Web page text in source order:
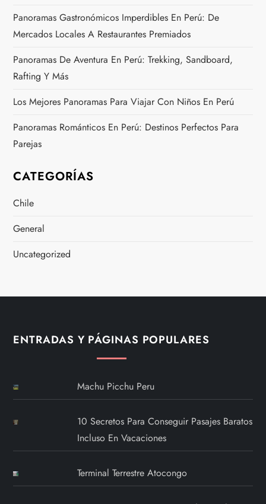
Panoramas Gastronómicos Imperdibles En Perú: De
Mercados Locales A Restaurantes Premiados
Panoramas De Aventura En Perú: Trekking, Sandboard,
Rafting Y Más
Los Mejores Panoramas Para Viajar Con Niños En Perú
Panoramas Románticos En Perú: Destinos Perfectos Para
Parejas
CATEGORÍAS
Chile
General
Uncategorized
ENTRADAS Y PÁGINAS POPULARES
Machu Picchu Peru
10 Secretos Para Conseguir Pasajes Baratos
Incluso En Vacaciones
Terminal Terrestre Atocongo